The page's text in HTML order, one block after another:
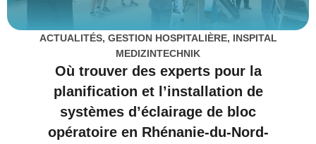
ACTUALITÉS, GESTION HOSPITALIÈRE, INSPITAL
MEDIZINTECHNIK
Où trouver des experts pour la
planification et l’installation de
systèmes d’éclairage de bloc
opératoire en Rhénanie-du-Nord-